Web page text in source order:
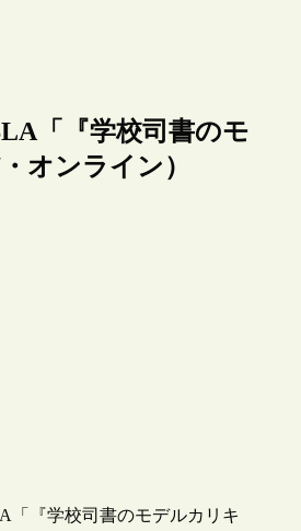
「『学校司書のモ
オンライン）
「『学校司書のモデルカリキ